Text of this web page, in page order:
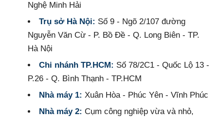
Nghệ Minh Hải
Trụ sở Hà Nội: Số 9 - Ngõ 2/107 đường
Nguyễn Văn Cừ - P. Bồ Đề - Q. Long Biên - TP.
Hà Nội
Chi nhánh TP.HCM: Số 78/2C1 - Quốc Lộ 13 -
P.26 - Q. Bình Thạnh - TP.HCM
Nhà máy 1: Xuân Hòa - Phúc Yên - Vĩnh Phúc
Nhà máy 2: Cụm công nghiệp vừa và nhỏ,